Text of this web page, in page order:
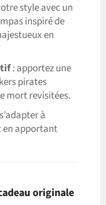
style avec un
inspiré de
en
: apportez une
pirates
mort revisitées.
à
en apportant
originale